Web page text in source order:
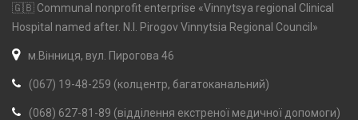
🇬🇧 Communal nonprofit enterprise «Vinnytsya regional Clinical
Hospital named after. N.I. Pirogov Vinnytsia Regional Council»
м.Вінниця, вул. Пирогова 46
(067) 19-48-259 (колцентр, багатоканальний)
(068) 627-81-89 (відділення екстреної медичної допомоги)